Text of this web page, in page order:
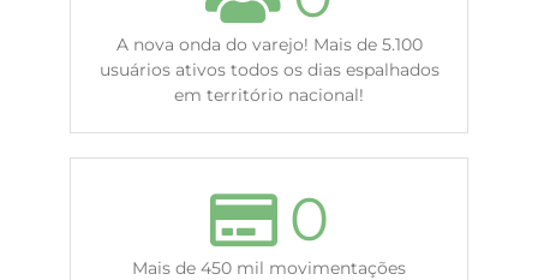
A nova onda do varejo! Mais de 5.100
usuários ativos todos os dias espalhados
em território nacional!
0
Mais de 450 mil movimentações